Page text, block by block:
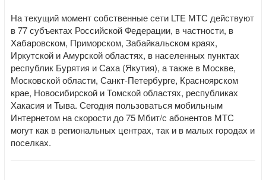
На текущий момент собственные сети LTE МТС действуют
в 77 субъектах Российской Федерации, в частности, в
Хабаровском, Приморском, Забайкальском краях,
Иркутской и Амурской областях, в населенных пунктах
республик Бурятия и Саха (Якутия), а также в Москве,
Московской области, Санкт-Петербурге, Красноярском
крае, Новосибирской и Томской областях, республиках
Хакасия и Тыва. Сегодня пользоваться мобильным
Интернетом на скорости до 75 Мбит/с абонентов МТС
могут как в региональных центрах, так и в малых городах и
поселках.